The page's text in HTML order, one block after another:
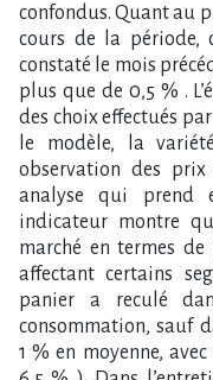
confondus. Quant au
cours de la
constaté le mois
plus que de 0,5 % .
des choix effectués
le modèle, la
observation des prix
analyse qui prend
indicateur montre
marché en termes
affectant certains
panier a reculé
consommation, sauf
1 % en moyenne,